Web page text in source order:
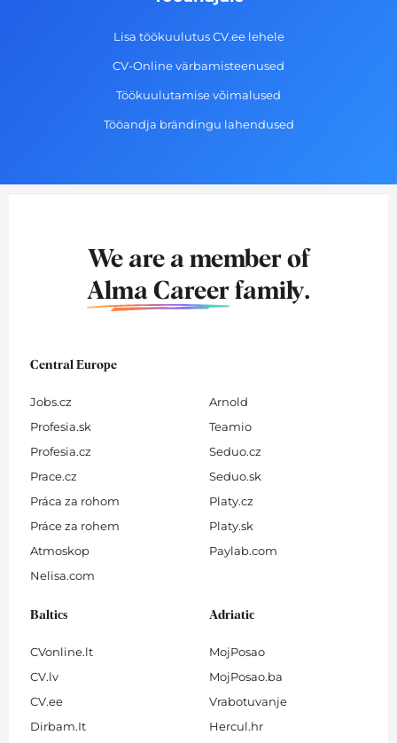
Lisa töökuulutus CV.ee lehele
CV-Online värbamisteenused
Töökuulutamise võimalused
Tööandja brändingu lahendused
We are a member of
Alma Career family.
Central Europe
Jobs.cz
Profesia.sk
Profesia.cz
Prace.cz
Práca za rohom
Práce za rohem
Atmoskop
Nelisa.com
Arnold
Teamio
Seduo.cz
Seduo.sk
Platy.cz
Platy.sk
Paylab.com
Baltics
CVonline.lt
CV.lv
CV.ee
Dirbam.It
Adriatic
MojPosao
MojPosao.ba
Vrabotuvanje
Hercul.hr